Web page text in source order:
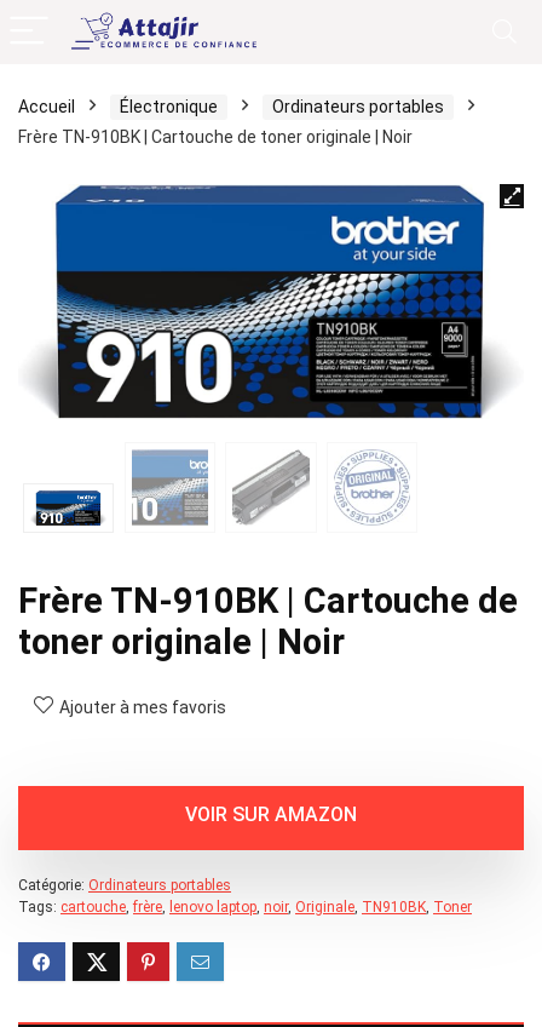
Accueil Électronique
Ordinateurs portables
Frère TN-910BK | Cartouche de toner originale | Noir
Frère TN-910BK | Cartouche de
toner originale | Noir
Ajouter à mes favoris
Catégorie: Ordinateurs portables
Tags: cartouche,frère, lenovo laptop, noir, Originale, TN910BK, Toner